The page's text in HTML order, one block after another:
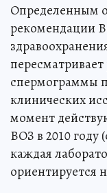
Определенным
рекомендации
спермограммы
клинических
момент
ВОЗ в 2010 году
каждая
ориентируется